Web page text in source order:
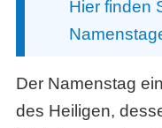
Hier finden
Der Namenstag
des Heiligen,